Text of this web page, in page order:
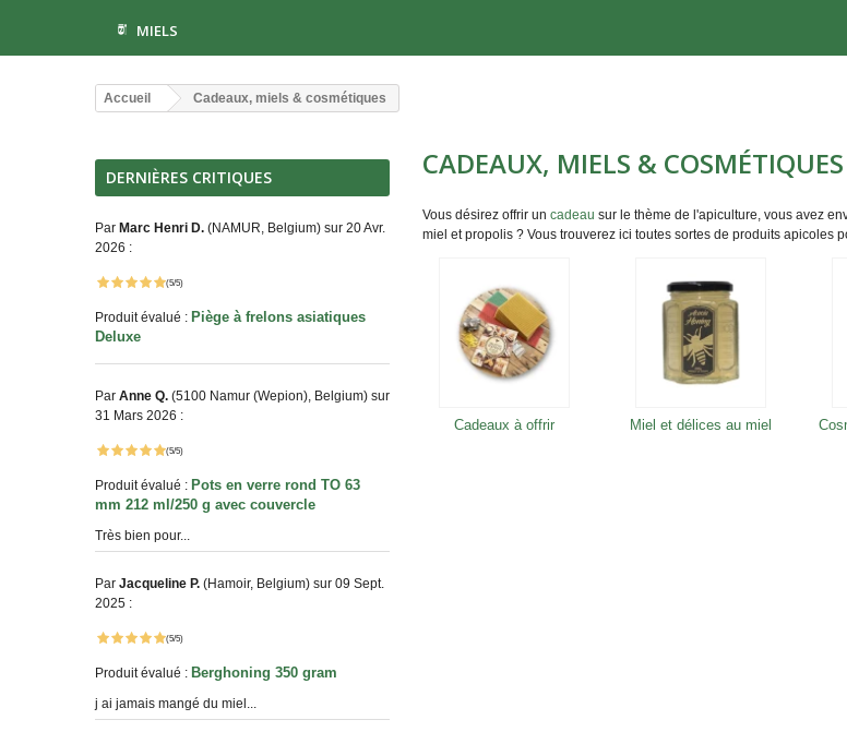
MIELS
Accueil Cadeaux, miels & cosmétiques
DERNIÈRES CRITIQUES
Par Marc Henri D. (NAMUR, Belgium) sur 20 Avr.
2026 :
(5/5)
Produit évalué : Piège à frelons asiatiques
Deluxe
Par Anne Q. (5100 Namur (Wepion), Belgium) sur
31 Mars 2026 :
(5/5)
Produit évalué : Pots en verre rond TO 63
mm 212 ml/250 g avec couvercle
Très bien pour...
Par Jacqueline P. (Hamoir, Belgium) sur 09 Sept.
2025 :
(5/5)
Produit évalué : Berghoning 350 gram
j ai jamais mangé du miel...
CADEAUX, MIELS & COSMÉTIQUES
Vous désirez offrir un cadeau sur le thème de l'apiculture, vous avez
miel et propolis ? Vous trouverez ici toutes sortes de produits apicoles
Cadeaux à offrir Miel et délices au miel